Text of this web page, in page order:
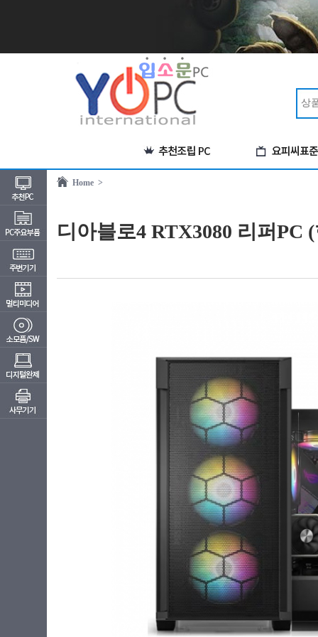
Home >
디아블로4 RTX3080 리퍼PC